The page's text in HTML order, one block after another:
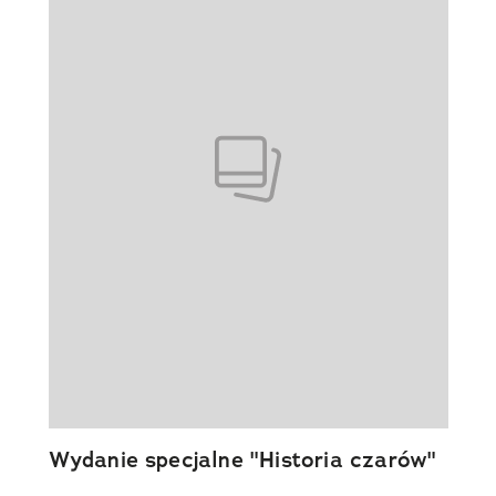
Wydanie specjalne "Historia czarów"